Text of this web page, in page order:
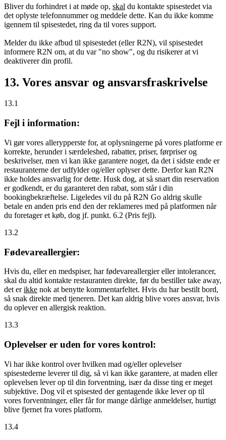
Bliver du forhindret i at møde op, skal du kontakte spisestedet via
det oplyste telefonnummer og meddele dette. Kan du ikke komme
igennem til spisestedet, ring da til vores support.
Melder du ikke afbud til spisestedet (eller R2N), vil spisestedet
informere R2N om, at du var "no show", og du risikerer at vi
deaktiverer din profil.
13. Vores ansvar og ansvarsfraskrivelse
13.1
Fejl i information:
Vi gør vores allerypperste for, at oplysningerne på vores platforme er
korrekte, herunder i særdeleshed, rabatter, priser, førpriser og
beskrivelser, men vi kan ikke garantere noget, da det i sidste ende er
restauranterne der udfylder og/eller oplyser dette. Derfor kan R2N
ikke holdes ansvarlig for dette. Husk dog, at så snart din reservation
er godkendt, er du garanteret den rabat, som står i din
bookingbekræftelse. Ligeledes vil du på R2N Go aldrig skulle
betale en anden pris end den der reklameres med på platformen når
du foretager et køb, dog jf. punkt. 6.2 (Pris fejl).
13.2
Fødevareallergier:
Hvis du, eller en medspiser, har fødevareallergier eller intolerancer,
skal du altid kontakte restauranten direkte, før du bestiller take away,
det erikke nok at benytte kommentarfeltet. Hvis du har bestilt bord,
så snak direkte med tjeneren. Det kan aldrig blive vores ansvar, hvis
du oplever en allergisk reaktion.
13.3
Oplevelser er uden for vores kontrol:
Vi har ikke kontrol over hvilken mad og/eller oplevelser
spisestederne leverer til dig, så vi kan ikke garantere, at maden eller
oplevelsen lever op til din forventning, især da disse ting er meget
subjektive. Dog vil et spisested der gentagende ikke lever op til
vores forventninger, eller får for mange dårlige anmeldelser, hurtigt
blive fjernet fra vores platform.
13.4